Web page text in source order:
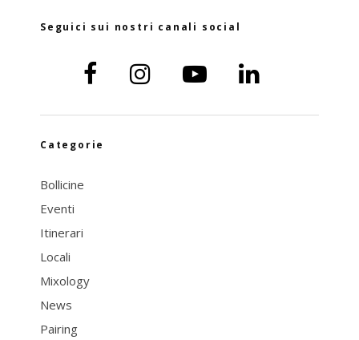
Seguici sui nostri canali social
Categorie
Bollicine
Eventi
Itinerari
Locali
Mixology
News
Pairing